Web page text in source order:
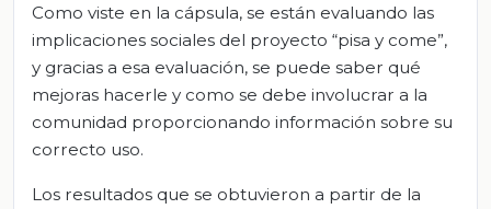
Como viste en la cápsula, se están evaluando las
implicaciones sociales del proyecto “pisa y come”,
y gracias a esa evaluación, se puede saber qué
mejoras hacerle y como se debe involucrar a la
comunidad proporcionando información sobre su
correcto uso.
Los resultados que se obtuvieron a partir de la